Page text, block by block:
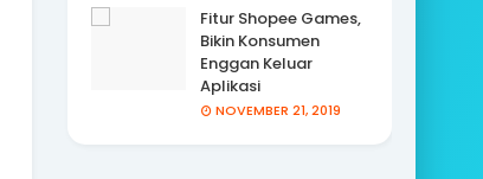
Fitur Shopee Games,
Bikin Konsumen
Enggan Keluar
Aplikasi
NOVEMBER 21, 2019